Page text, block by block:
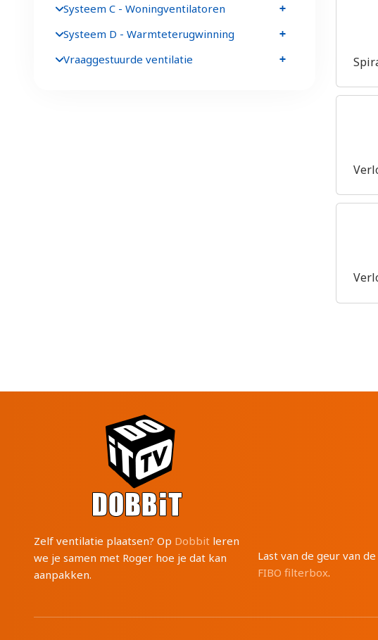
Systeem C - Woningventilatoren
Systeem D - Warmteterugwinning
Vraaggestuurde ventilatie
Zelf ventilatie plaatsen? Op Dobbit leren
we je samen met Roger hoe je dat kan
aanpakken.
Last van de geur van
FIBO filterbox.